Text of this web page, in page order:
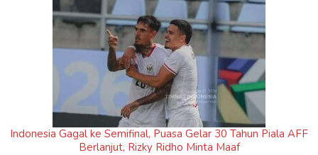
Indonesia Gagal ke Semifinal, Puasa Gelar 30 Tahun Piala AFF
Berlanjut, Rizky Ridho Minta Maaf